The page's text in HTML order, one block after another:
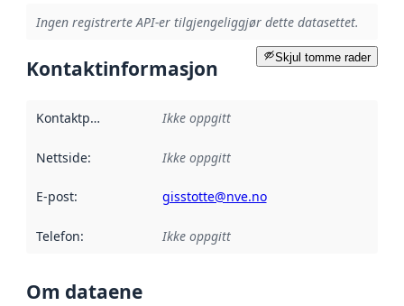
Ingen registrerte API-er tilgjengeliggjør dette datasettet.
Skjul tomme rader
Kontaktinformasjon
Kontaktpunkt Ikke oppgitt
Nettside: Ikke oppgitt
E-post: gisstotte@nve.no
Telefon: Ikke oppgitt
Om dataene